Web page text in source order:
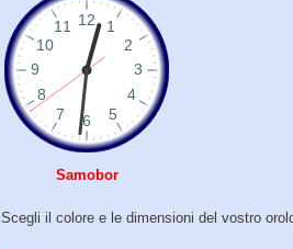
Samobor
Scegli il colore e le dimensioni del vostro